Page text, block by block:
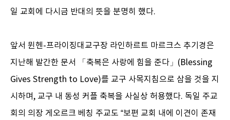
일 교회에 다시금 반대의 뜻을 분명히 했다.
앞서 뮌헨-프라이징대교구장 라인하르트 마르크스 추기경은
지난해 발간한 문서 「축복은 사랑에 힘을 준다」(Blessing
Gives Strength to Love)를 교구 사목지침으로 삼을 것을 지
시하며, 교구 내 동성 커플 축복을 사실상 허용했다. 독일 주교
회의 의장 게오르크 베칭 주교도 “보편 교회 내에 이견이 존재